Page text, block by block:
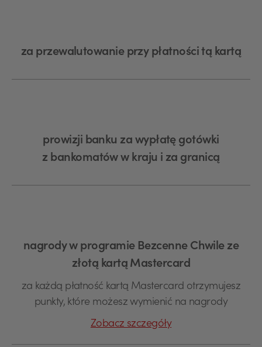
za przewalutowanie przy płatności tą kartą
prowizji banku za wypłatę gotówki
z bankomatów w kraju i za granicą
nagrody w programie Bezcenne Chwile ze
złotą kartą Mastercard
za każdą płatność kartą Mastercard otrzymujesz
punkty, które możesz wymienić na nagrody
Zobacz szczegóły